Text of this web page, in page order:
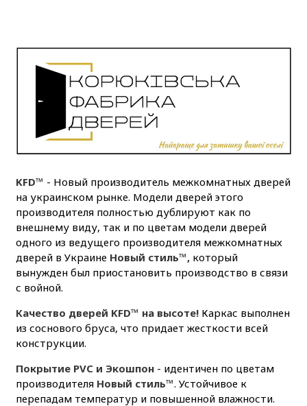
KFD™ - Новый производитель межкомнатных дверей
на украинском рынке. Модели дверей этого
производителя полностью дублируют как по
внешнему виду, так и по цветам модели дверей
одного из ведущего производителя межкомнатных
дверей в Украине Новый стиль™, который
вынужден был приостановить производство в связи
с войной.
Качество дверей KFD™ на высоте! Каркас выполнен
из соснового бруса, что придает жесткости всей
конструкции.
Покрытие PVC и Экошпон - идентичен по цветам
производителя Новый стиль™. Устойчивое к
перепадам температур и повышенной влажности.